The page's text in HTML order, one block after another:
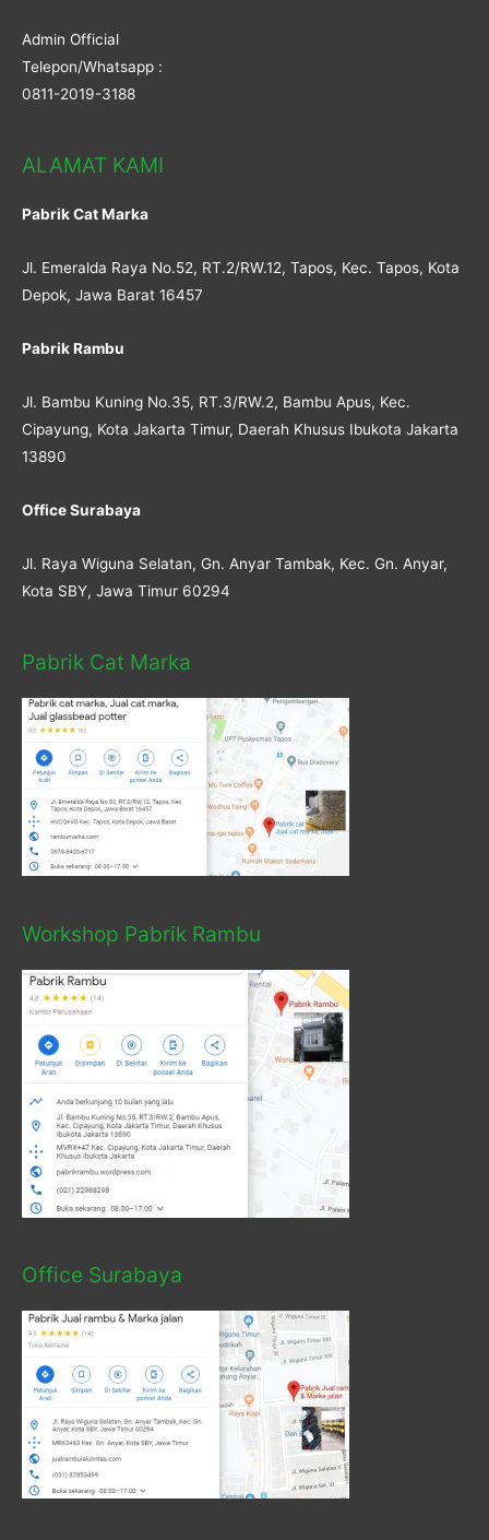
Admin Official
Telepon/Whatsapp :
0811-2019-3188
ALAMAT KAMI
Pabrik Cat Marka
Jl. Emeralda Raya No.52, RT.2/RW.12, Tapos, Kec. Tapos, Kota
Depok, Jawa Barat 16457
Pabrik Rambu
Jl. Bambu Kuning No.35, RT.3/RW.2, Bambu Apus, Kec.
Cipayung, Kota Jakarta Timur, Daerah Khusus Ibukota Jakarta
13890
Office Surabaya
Jl. Raya Wiguna Selatan, Gn. Anyar Tambak, Kec. Gn. Anyar,
Kota SBY, Jawa Timur 60294
Pabrik Cat Marka
Workshop Pabrik Rambu
Office Surabaya